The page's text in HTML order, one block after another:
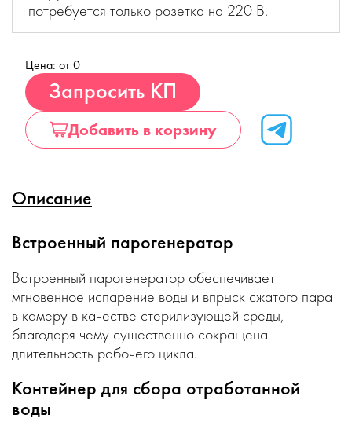
потребуется только розетка на 220 В.
Цена: от 0
Запросить КП
Добавить в корзину
Описание
Встроенный парогенератор
Встроенный парогенератор обеспечивает
мгновенное испарение воды и впрыск сжатого пара
в камеру в качестве стерилизующей среды,
благодаря чему существенно сокращена
длительность рабочего цикла.
Контейнер для сбора отработанной
воды